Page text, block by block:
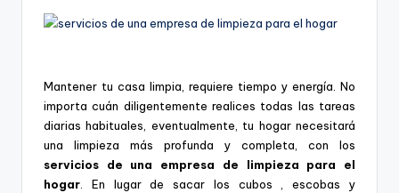
Mantener tu casa limpia, requiere tiempo y energía. No
importa cuán diligentemente realices todas las tareas
diarias habituales, eventualmente, tu hogar necesitará
una limpieza más profunda y completa, con los
servicios de una empresa de limpieza para el
hogar . En lugar de sacar los cubos , escobas y